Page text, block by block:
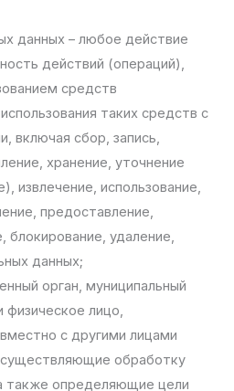
данных – любое действие
действий (операций),
средств
таких средств с
включая сбор, запись,
хранение, уточнение
извлечение, использование,
предоставление,
блокирование, удаление,
данных;
орган, муниципальный
физическое лицо,
с другими лицами
обработку
также определяющие цели